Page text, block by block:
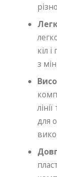
кіл
з
для